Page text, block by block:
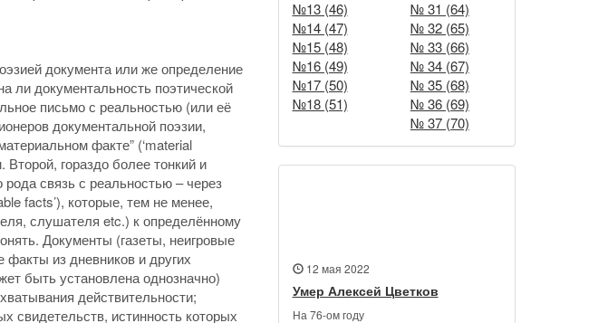
документа или же определение
ли документальность поэтической
письмо с реальностью (или её
документальной поэзии,
факте” (‘material
гораздо более тонкий и
рода связь с реальностью – через
facts’), которые, тем не менее,
слушателя etc.) к определённому
Документы (газеты, неигровые
факты из дневников и других
быть установлена однозначно)
действительности;
свидетельств, истинность которых
№13 (46)
№14 (47)
№15 (48)
№16 (49)
№17 (50)
№18 (51)
№ 31 (64)
№ 32 (65)
№ 33 (66)
№ 34 (67)
№ 35 (68)
№ 36 (69)
№ 37 (70)
12 мая 2022
Умер Алексей Цветков
На 76-ом году